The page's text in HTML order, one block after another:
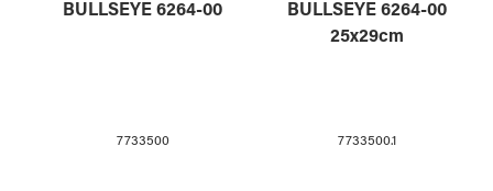
BULLSEYE 6264-00
7733500
BULLSEYE 6264-00
25x29cm
7733500.1